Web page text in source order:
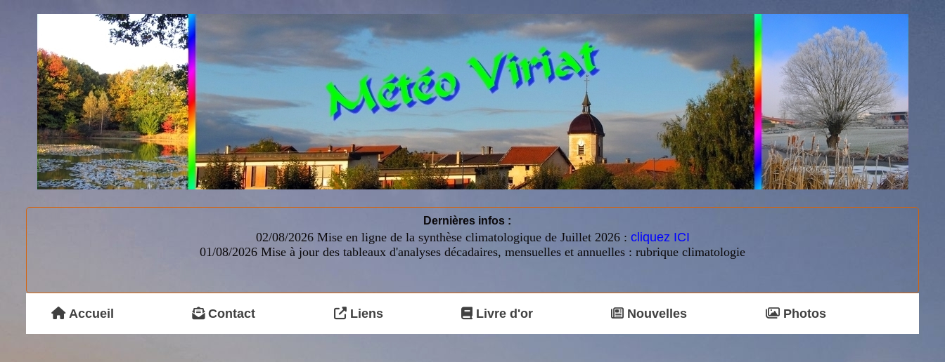
Dernières infos :
02/08/2026 Mise en ligne de la synthèse climatologique de Juillet 2026 : cliquez ICI
01/08/2026 Mise à jour des tableaux d'analyses décadaires, mensuelles et annuelles : rubrique climatologie
Accueil Contact Liens Livre d'or Nouvelles Photos